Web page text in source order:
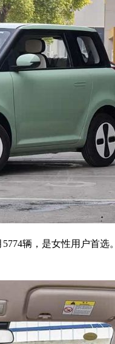
辆，是女性用户首选